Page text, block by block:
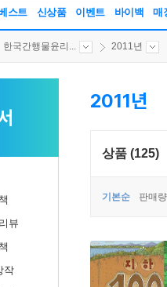
스트 신상품 이벤트 바이백 매
한국간행물윤리... 2011년
뷰
작
2011년
상품 (125)
기본순 판매